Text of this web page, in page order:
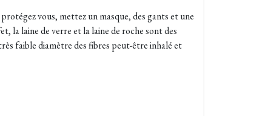
vous, mettez un masque, des gants et une
la laine de verre et la laine de roche sont des
faible diamètre des fibres peut-être inhalé et